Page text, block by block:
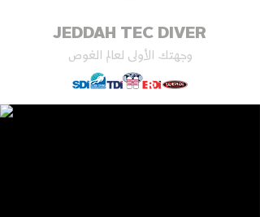
JEDDAH TEC DIVER
وجهتك الأولى لعالم الغوص